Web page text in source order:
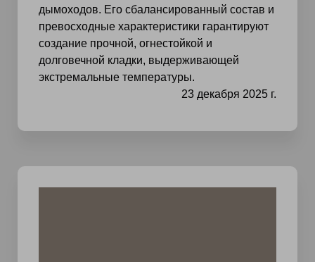
дымоходов. Его сбалансированный состав и
превосходные характеристики гарантируют
создание прочной, огнестойкой и
долговечной кладки, выдерживающей
экстремальные температуры.
23 декабря 2025 г.